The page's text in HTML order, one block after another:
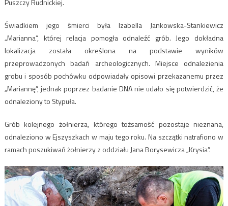
Świadkiem jego śmierci była Izabella Jankowska-Stankiewicz
„Marianna”, której relacja pomogła odnaleźć grób. Jego dokładna
lokalizacja została określona na podstawie wyników
przeprowadzonych badań archeologicznych. Miejsce odnalezienia
grobu i sposób pochówku odpowiadały opisowi przekazanemu przez
„Mariannę”, jednak poprzez badanie DNA nie udało się potwierdzić, że
odnaleziony to Stypuła.
Grób kolejnego żołnierza, którego tożsamość pozostaje nieznana,
odnaleziono w Ejszyszkach w maju tego roku. Na szczątki natrafiono w
ramach poszukiwań żołnierzy z oddziału Jana Borysewicza „Krysia”.